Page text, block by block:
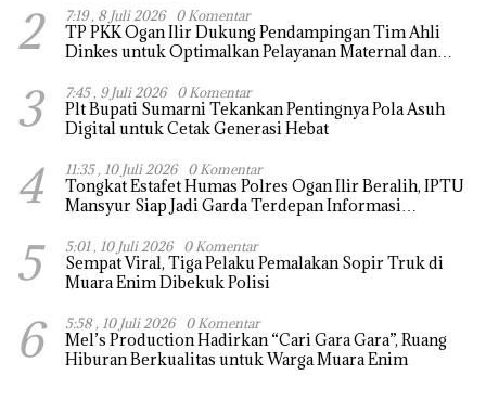
2 7:19 , 8 Juli 2026 0 Komentar
TP PKK Ogan Ilir Dukung Pendampingan Tim Ahli
Dinkes untuk Optimalkan Pelayanan Maternal dan
3 7:45 , 9 Juli 2026 0 Komentar
Plt Bupati Sumarni Tekankan Pentingnya Pola Asuh
Digital untuk Cetak Generasi Hebat
4 11:35 , 10 Juli 2026 0 Komentar
Tongkat Estafet Humas Polres Ogan Ilir Beralih, IPTU
Mansyur Siap Jadi Garda Terdepan Informasi
5 5:01 , 10 Juli 2026 0 Komentar
Sempat Viral, Tiga Pelaku Pemalakan Sopir Truk di
Muara Enim Dibekuk Polisi
6 5:58 , 10 Juli 2026 0 Komentar
Mel’s Production Hadirkan “Cari Gara Gara”, Ruang
Hiburan Berkualitas untuk Warga Muara Enim